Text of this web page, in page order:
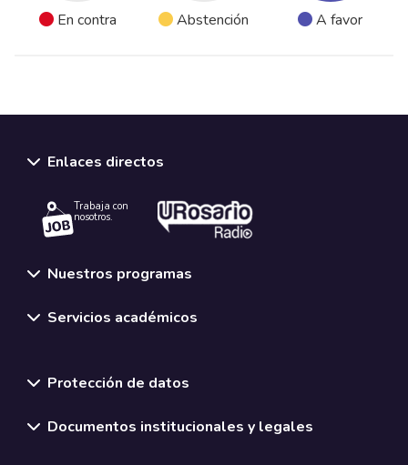
En contra Abstención A favor
Enlaces directos
Trabaja con
nosotros.
Nuestros programas
Servicios académicos
Protección de datos
Documentos institucionales y legales